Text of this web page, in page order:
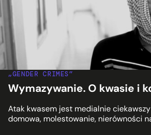
„GENDER CRIMES”
Wymazywanie. O kwasie i
Atak kwasem jest medialnie
domowa, molestowanie, nierówności